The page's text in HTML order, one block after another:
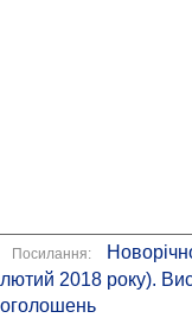
Посилання:
лютий 2018 року).
оголошень